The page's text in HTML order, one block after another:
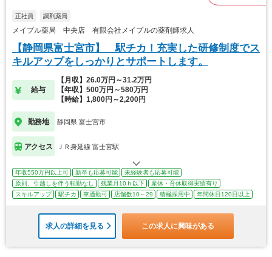
正社員 調剤薬局
メイプル薬局 中央店 有限会社メイプルの薬剤師求人
【静岡県富士宮市】 駅チカ！充実した研修制度でス
キルアップをしっかりとサポートします。
給与
【月収】26.0万円～31.2万円
【年収】500万円～580万円
【時給】1,800円～2,200円
勤務地 静岡県 富士宮市
アクセス ＪＲ身延線 富士宮駅
年収550万円以上可 新卒も応募可能
未経験者も応募可能
原則、引越しを伴う転勤なし
残業月10ｈ以下
産休・育休取得実績有り
スキルアップ
駅チカ 車通勤可 店舗数10～29 積極採用中 年間休日120日以上
求人の詳細を見る この求人に興味がある